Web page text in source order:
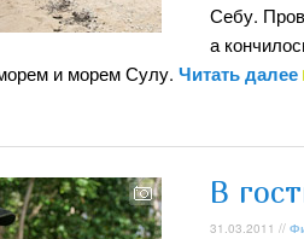
Себу.
а
и морем Сулу. Читать далее
В
31.03.2011 //